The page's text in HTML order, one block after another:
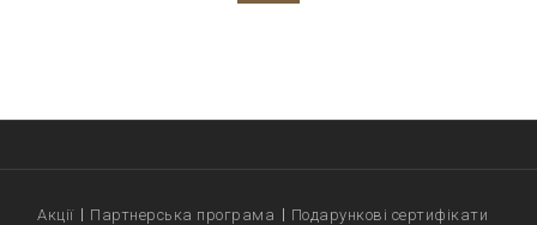
Акції Партнерська програма
Подарункові сертифікати